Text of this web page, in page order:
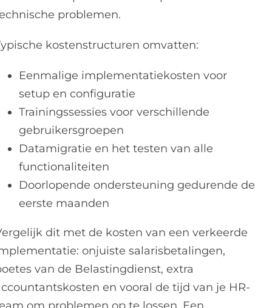
problemen.
kostenstructuren omvatten:
Eenmalige implementatiekosten voor
setup en configuratie
Trainingssessies voor verschillende
gebruikersgroepen
Datamigratie en het testen van alle
functionaliteiten
Doorlopende ondersteuning gedurende de
eerste maanden
dit met de kosten van een verkeerde
onjuiste salarisbetalingen,
van de Belastingdienst, extra
en vooral de tijd van je HR-